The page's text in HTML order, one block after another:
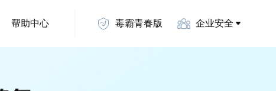
帮助中心 毒霸青春版 企业安全